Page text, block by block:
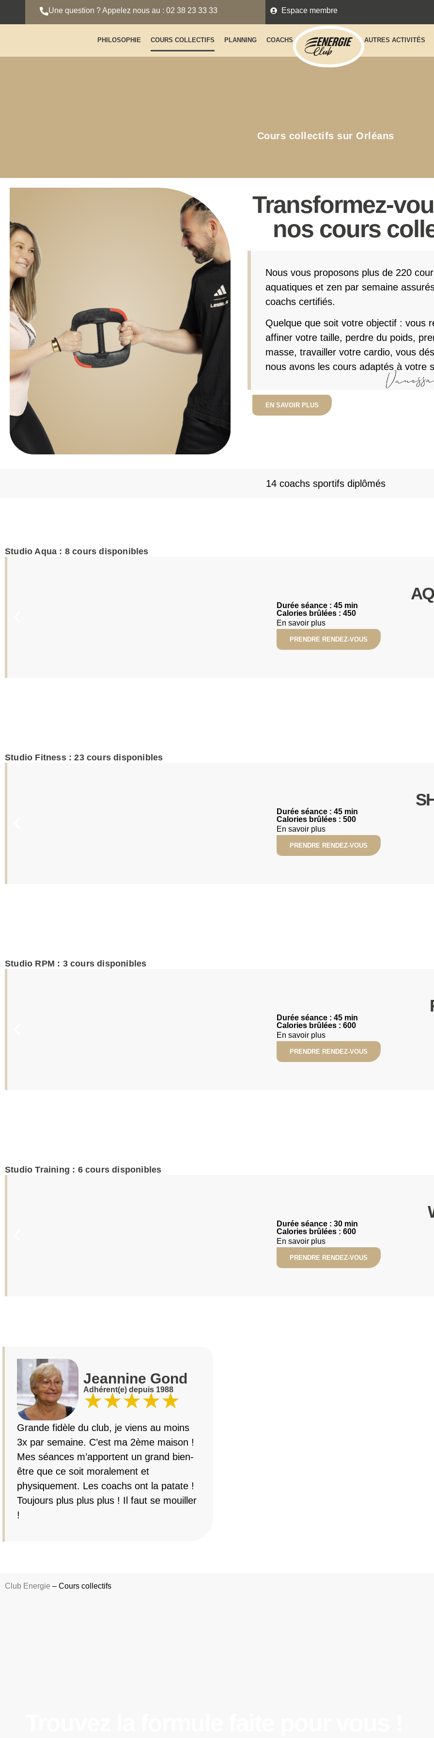
Une question ? Appelez nous au : 02 38 23 33 33 Espace membre
PHILOSOPHIE COURS COLLECTIFS PLANNING COACHS AUTRES ACTIVITÉS
Cours collectifs sur Orléans
Transformez-
nos cours
Nous vous proposons plus de 220
aquatiques et zen par semaine
coachs certifiés.
Quelque que soit votre objectif : vous
affiner votre taille, perdre du poids,
masse, travailler votre cardio, vous
nous avons les cours adaptés à votre
EN SAVOIR PLUS
14 coachs sportifs diplômés
Studio Aqua : 8 cours disponibles
Durée séance : 45 min
Calories brûlées : 450
En savoir plus
PRENDRE RENDEZ-VOUS
Studio Fitness :23cours disponibles
Durée séance : 45 min
Calories brûlées : 500
En savoir plus
PRENDRE RENDEZ-VOUS
Studio RPM : 3cours disponibles
Durée séance : 45 min
Calories brûlées : 600
En savoir plus
PRENDRE RENDEZ-VOUS
Studio Training : 6cours disponibles
Durée séance : 30 min
Calories brûlées : 600
En savoir plus
PRENDRE RENDEZ-VOUS
Jeannine Gond
Adhérent(e) depuis 1988
★★★★★
Grande fidèle du club, je viens au moins
3x par semaine. C’est ma 2ème maison !
Mes séances m’apportent un grand bien-
être que ce soit moralement et
physiquement. Les coachs ont la patate !
Toujours plus plus plus ! Il faut se mouiller
!
Club Energie – Cours collectifs